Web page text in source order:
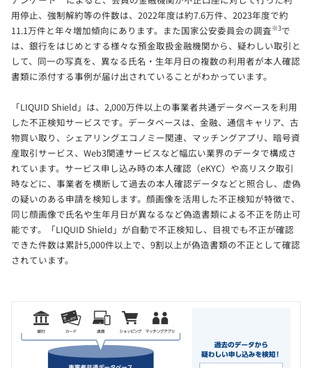
用停止、強制解約等の件数は、2022年度は約7.6万件、2023年度で約
11.1万件と年々増加傾向にあります。また国家公安委員会の調査※3で
は、銀行をはじめとする様々な預金取扱金融機関から、疑わしい取引と
して、同一の写真を、異なる氏名・生年月日の複数の利用者が本人確認
書類に添付する事例が届け出されていることがわかっています。
「LIQUID Shield」は、2,000万件以上の事業者共通データベースを利用
した不正検知サービスです。データベースは、金融、通信キャリア、古
物買い取り、シェアリングエコノミー関連、マッチングアプリ、暗号資
産取引サービス、Web3関連サービスなど幅広い業界のデータで構成さ
れています。サービス申し込み時の本人確認（eKYC）や高リスク取引
時などに、事業者を横断して過去の本人確認データなどと照合し、虚偽
の疑いのある申請を検知します。顔画像を活用した不正検知が特徴で、
同じ顔画像で氏名や生年月日が異なるなど偽造書類による不正を防止可
能です。「LIQUID Shield」が自動で不正検知し、目視でも不正が確認
できた件数は累計5,000件以上で、9割以上が偽造書類の不正として確認
されています。